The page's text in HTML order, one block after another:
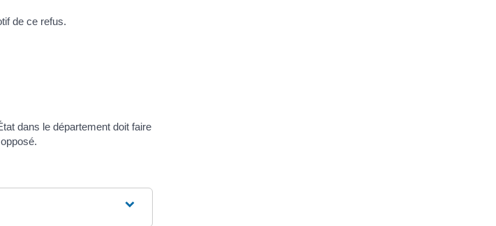
de ce refus.
dans le département doit faire